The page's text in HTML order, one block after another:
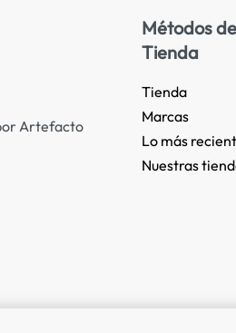
Artefacto
Métodos
Tienda
Tienda
Marcas
Lo más
Nuestras